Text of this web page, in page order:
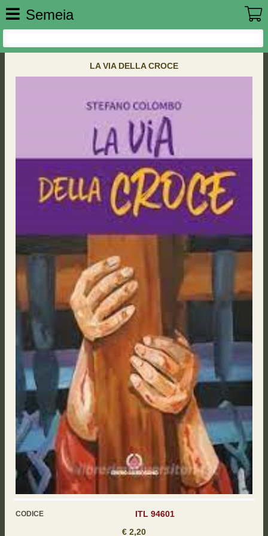
Semeia
LA VIA DELLA CROCE
CODICE
ITL 94601
€ 2,20